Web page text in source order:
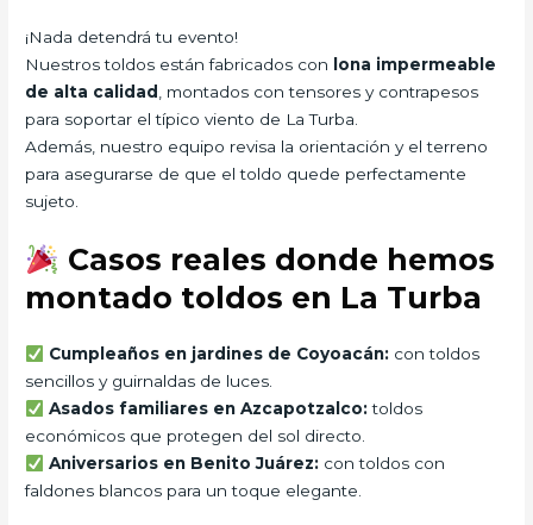
¡Nada detendrá tu evento!
Nuestros toldos están fabricados con lona impermeable
de alta calidad , montados con tensores y contrapesos
para soportar el típico viento de La Turba.
Además, nuestro equipo revisa la orientación y el terreno
para asegurarse de que el toldo quede perfectamente
sujeto.
Casos reales donde hemos
montado toldos en La Turba
Cumpleaños en jardines de Coyoacán:con toldos
sencillos y guirnaldas de luces.
Asados familiares en Azcapotzalco:toldos
económicos que protegen del sol directo.
Aniversarios en Benito Juárez:con toldos con
faldones blancos para un toque elegante.